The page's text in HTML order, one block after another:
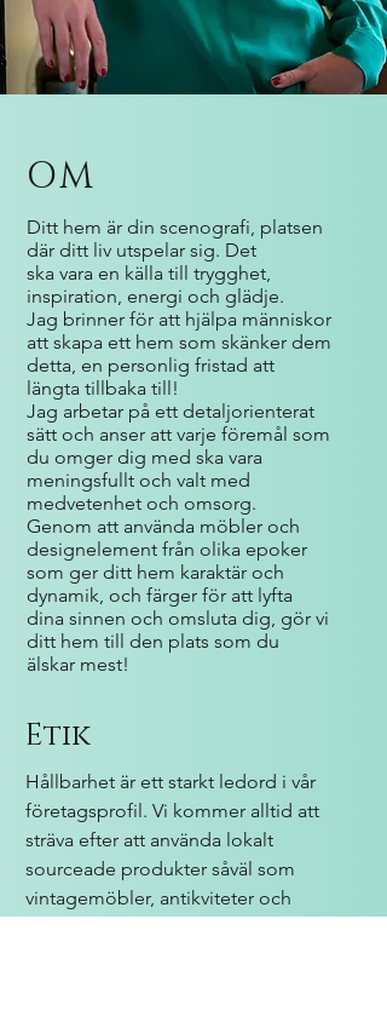
OM
Ditt hem är din scenografi, platsen
där ditt liv utspelar sig. Det
ska vara en källa till trygghet,
inspiration, energi och glädje.
Jag brinner för att hjälpa människor
att skapa ett hem som skänker dem
detta, en personlig fristad att
längta tillbaka till!
Jag arbetar på ett detaljorienterat
sätt och anser att varje föremål som
du omger dig med ska vara
meningsfullt och valt med
medvetenhet och omsorg.
Genom att använda möbler och
designelement från olika epoker
som ger ditt hem karaktär och
dynamik, och färger för att lyfta
dina sinnen och omsluta dig, gör vi
ditt hem till den plats som du
älskar mest!
Etik
Hållbarhet är ett starkt ledord i vår
företagsprofil. Vi kommer alltid att
sträva efter att använda lokalt
sourceade produkter såväl som
vintagemöbler, antikviteter och